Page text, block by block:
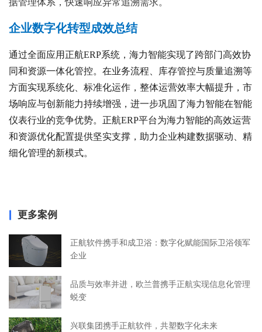
据管理体系，快速响应异常追溯需求。
企业数字化转型成效总结
通过全面应用正航ERP系统，海力智能实现了跨部门高效协
同和资源一体化管控。在业务流程、库存管控与质量追溯等
方面实现系统化、标准化运作，整体运营效率大幅提升，市
场响应与创新能力持续增强，进一步巩固了海力智能在智能
仪表行业的竞争优势。正航ERP平台为海力智能的高效运营
和资源优化配置提供坚实支撑，助力企业构建数据驱动、精
细化管理的新模式。
更多案例
正航软件携手和成卫浴：数字化赋能国际卫浴领军
企业
品质与效率并进，欧兰普携手正航实现信息化管理
蜕变
兴联集团携手正航软件，共塑数字化未来